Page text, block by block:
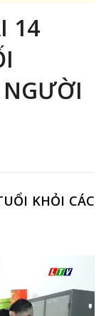
14
KHỎI CÁC